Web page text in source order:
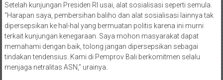
Setelah kunjungan Presiden RI usai, alat sosialisasi seperti semula.
“Harapan saya, pembersihan baliho dan alat sosialisasi lainnya tak
dipersepsikan ke hal-hal yang bermuatan politis karena ini murni
terkait kunjungan kenegaraan. Saya mohon masyarakat dapat
memahami dengan baik, tolong jangan dipersepsikan sebagai
tindakan tendensius. Kami di Pemprov Bali berkomitmen selalu
menjaga netralitas ASN,” urainya.